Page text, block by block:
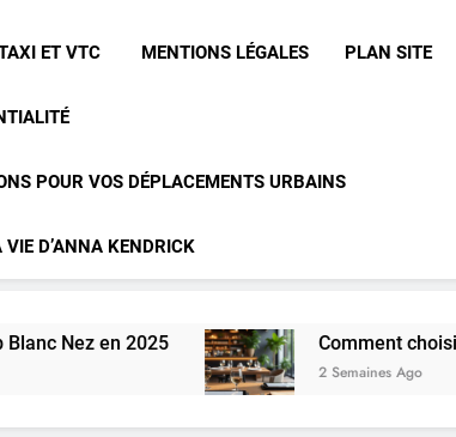
ET VTC MENTIONS LÉGALES PLAN SITE
POUR VOS DÉPLACEMENTS URBAINS
D’ANNA KENDRICK
2025 Comment choisir le porte-
2 Semaines Ago